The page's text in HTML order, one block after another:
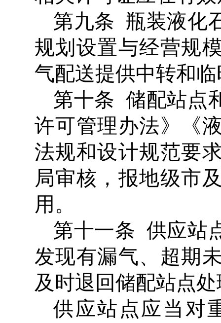
第九条 瓶装液化
规划设置与经营规
气配送提供中转和
第十条 储配站点
许可管理办法》《
法规和设计规范要
局审核，报地级市
用。
第十一条 供应站
发现有漏气、超期
及时退回储配站点
供应站点应当对